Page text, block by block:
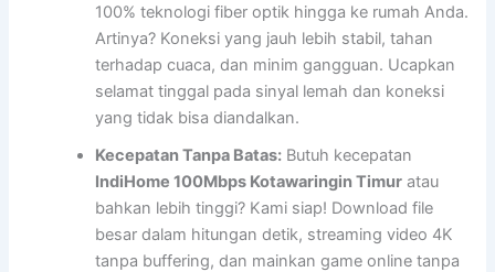
100% teknologi fiber optik hingga ke rumah Anda.
Artinya? Koneksi yang jauh lebih stabil, tahan
terhadap cuaca, dan minim gangguan. Ucapkan
selamat tinggal pada sinyal lemah dan koneksi
yang tidak bisa diandalkan.
Kecepatan Tanpa Batas: Butuh kecepatan
IndiHome 100Mbps Kotawaringin Timur atau
bahkan lebih tinggi? Kami siap! Download file
besar dalam hitungan detik, streaming video 4K
tanpa buffering, dan mainkan game online tanpa